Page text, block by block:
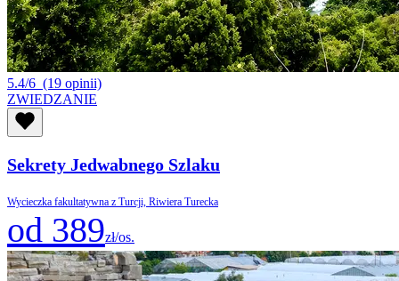
5.4/6 (19 opinii)
ZWIEDZANIE
Sekrety Jedwabnego Szlaku
Wycieczka fakultatywna z Turcji, Riwiera Turecka
od 389zł/os.